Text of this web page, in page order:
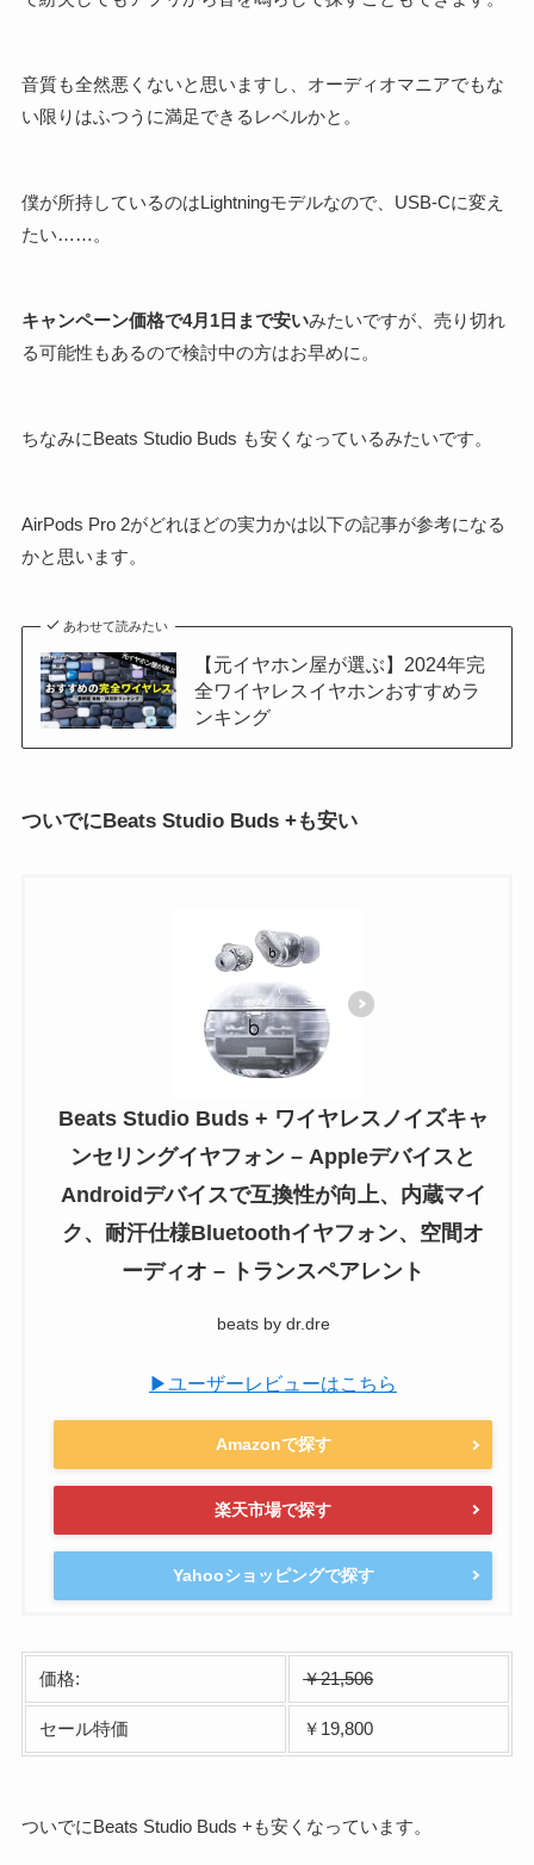
音質も全然悪くないと思いますし、オーディオマニアでもな
い限りはふつうに満足できるレベルかと。
僕が所持しているのはLightningモデルなので、USB-Cに変え
たい……。
キャンペーン価格で4月1日まで安いみたいですが、売り切れ
る可能性もあるので検討中の方はお早めに。
ちなみにBeats Studio Buds も安くなっているみたいです。
AirPods Pro 2がどれほどの実力かは以下の記事が参考になる
かと思います。
あわせて読みたい
【元イヤホン屋が選ぶ】2024年完
全ワイヤレスイヤホンおすすめラ
ンキング
ついでにBeats Studio Buds +も安い
Beats Studio Buds + ワイヤレスノイズキャ
ンセリングイヤフォン – Appleデバイスと
Androidデバイスで互換性が向上、内蔵マイ
ク、耐汗仕様Bluetoothイヤフォン、空間オ
ーディオ – トランスペアレント
beats by dr.dre
▶ユーザーレビューはこちら
Amazonで探す
楽天市場で探す
Yahooショッピングで探す
価格: ￥21,506
セール特価 ￥19,800
ついでにBeats Studio Buds +も安くなっています。